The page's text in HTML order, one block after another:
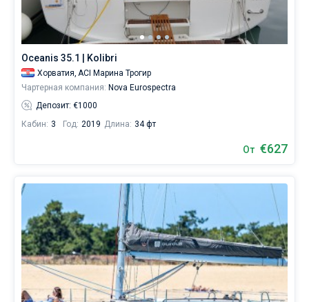
представляют
себе
жизни
без
паруса.
Ближайшие
регионы
для
ACI
Трогир
Городской
порт
Трогир,
PSU
Бандж.
Oceanis 35.1 | Kolibri
Хорватия, ACI Марина Трогир
Чартерная компания: Nova Eurospectra
Депозит: €1000
Кабин: 3 Год: 2019 Длина: 34 фт
От €627